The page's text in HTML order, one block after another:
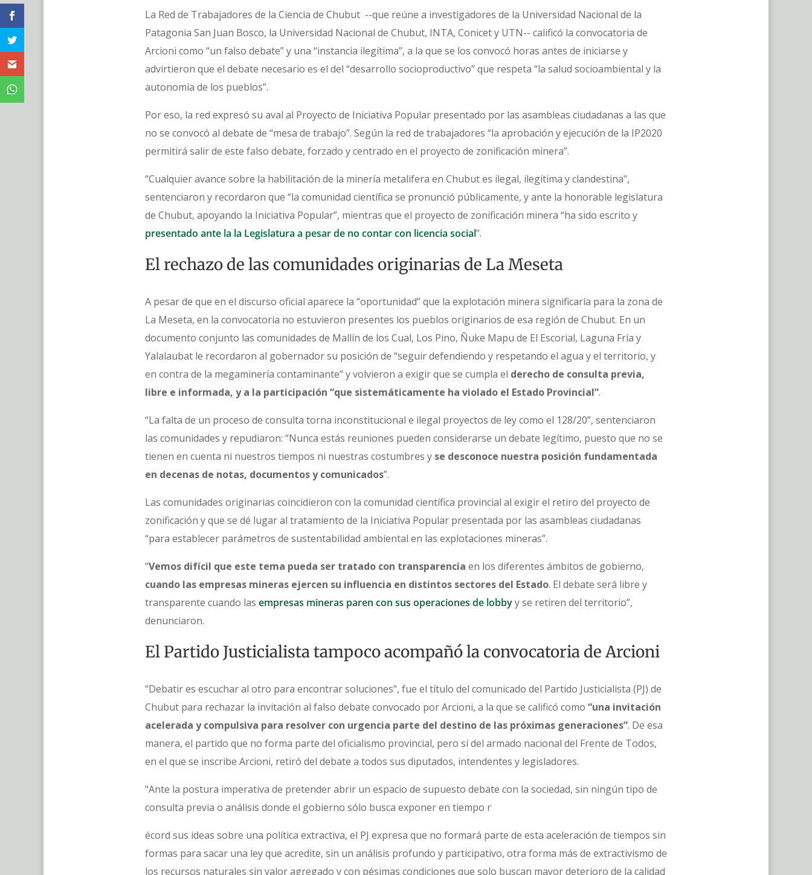
La Red de Trabajadores de la Ciencia de Chubut --que reúne a investigadores de la Universidad Nacional de la
Patagonia San Juan Bosco, la Universidad Nacional de Chubut, INTA, Conicet y UTN-- calificó la convocatoria de
Arcioni como “un falso debate” y una “instancia ilegítima”, a la que se los convocó horas antes de iniciarse y
advirtieron que el debate necesario es el del “desarrollo socioproductivo” que respeta “la salud socioambiental y la
autonomía de los pueblos”.
Por eso, la red expresó su aval al Proyecto de Iniciativa Popular presentado por las asambleas ciudadanas a las que
no se convocó al debate de “mesa de trabajo”. Según la red de trabajadores “la aprobación y ejecución de la IP2020
permitirá salir de este falso debate, forzado y centrado en el proyecto de zonificación minera”.
“Cualquier avance sobre la habilitación de la minería metalifera en Chubut es ilegal, ilegítima y clandestina",
sentenciaron y recordaron que “la comunidad científica se pronunció públicamente, y ante la honorable legislatura
de Chubut, apoyando la Iniciativa Popular”, mientras que el proyecto de zonificación minera “ha sido escrito y
presentado ante la la Legislatura a pesar de no contar con licencia social”.
El rechazo de las comunidades originarias de La Meseta
A pesar de que en el discurso oficial aparece la “oportunidad” que la explotación minera significaría para la zona de
La Meseta, en la convocatoria no estuvieron presentes los pueblos originarios de esa región de Chubut. En un
documento conjunto las comunidades de Mallín de los Cual, Los Pino, Ñuke Mapu de El Escorial, Laguna Fría y
Yalalaubat le recordaron al gobernador su posición de “seguir defendiendo y respetando el agua y el territorio, y
en contra de la megaminería contaminante” y volvieron a exigir que se cumpla el derecho de consulta previa,
libre e informada, y a la participación “que sistemáticamente ha violado el Estado Provincial”.
“La falta de un proceso de consulta torna inconstitucional e ilegal proyectos de ley como el 128/20”, sentenciaron
las comunidades y repudiaron: “Nunca estás reuniones pueden considerarse un debate legítimo, puesto que no se
tienen en cuenta ni nuestros tiempos ni nuestras costumbres y se desconoce nuestra posición fundamentada
en decenas de notas, documentos y comunicados”.
Las comunidades originarias coincidieron con la comunidad científica provincial al exigir el retiro del proyecto de
zonificación y que se dé lugar al tratamiento de la Iniciativa Popular presentada por las asambleas ciudadanas
“para establecer parámetros de sustentabilidad ambiental en las explotaciones mineras”.
“Vemos difícil que este tema pueda ser tratado con transparencia en los diferentes ámbitos de gobierno,
cuando las empresas mineras ejercen su influencia en distintos sectores del Estado. El debate será libre y
transparente cuando las empresas mineras paren con sus operaciones de lobbyy se retiren del territorio”,
denunciaron.
El Partido Justicialista tampoco acompañó la convocatoria de Arcioni
"Debatir es escuchar al otro para encontrar soluciones", fue el título del comunicado del Partido Justicialista (PJ) de
Chubut para rechazar la invitación al falso debate convocado por Arcioni, a la que se calificó como “una invitación
acelerada y compulsiva para resolver con urgencia parte del destino de las próximas generaciones”. De esa
manera, el partido que no forma parte del oficialismo provincial, pero sí del armado nacional del Frente de Todos,
en el que se inscribe Arcioni, retiró del debate a todos sus diputados, intendentes y legisladores.
"Ante la postura imperativa de pretender abrir un espacio de supuesto debate con la sociedad, sin ningún tipo de
consulta previa o análisis donde el gobierno sólo busca exponer en tiempo r
écord sus ideas sobre una política extractiva, el PJ expresa que no formará parte de esta aceleración de tiempos sin
formas para sacar una ley que acredite, sin un análisis profundo y participativo, otra forma más de extractivismo de
los recursos naturales sin valor agregado y con pésimas condiciones que solo buscan mayor deterioro de la calidad